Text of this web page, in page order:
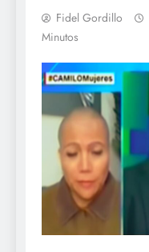
Fidel Gordillo
Minutos